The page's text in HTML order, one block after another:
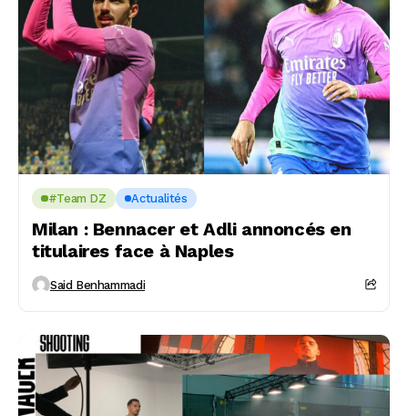
#Team DZ Actualités
Milan : Bennacer et Adli annoncés en
titulaires face à Naples
Said Benhammadi